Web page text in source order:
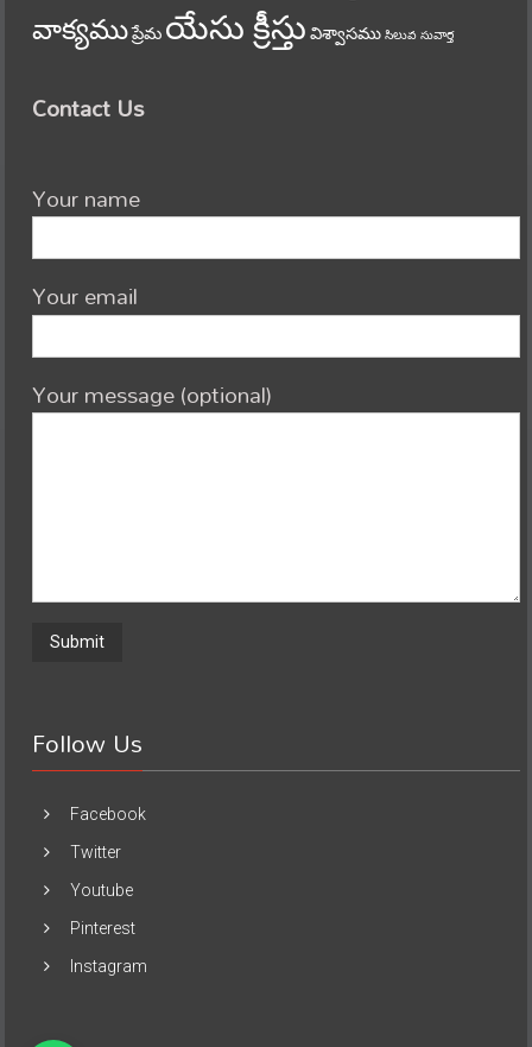
వాక్యముప్రేమ యేసు క్రీస్తు విశ్వాసము సిలువ సువార్త
Contact Us
Your name
Your email
Your message (optional)
Follow Us
Facebook
Twitter
Youtube
Pinterest
Instagram